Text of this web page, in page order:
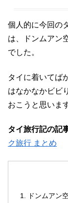
個人的に今回の
は、ドンムアン
でした。
タイに着いてば
はなかなかビビ
おこうと思いま
タイ旅行記の記
ク旅行 まとめ
ドンムアン